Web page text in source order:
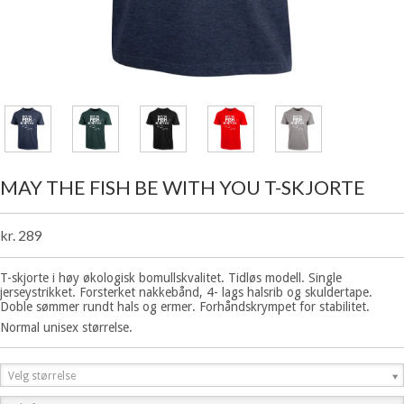
MAY THE FISH BE WITH YOU T-SKJORTE
kr. 289
T-skjorte i høy økologisk bomullskvalitet. Tidløs modell. Single
jerseystrikket. Forsterket nakkebånd, 4- lags halsrib og skuldertape.
Doble sømmer rundt hals og ermer. Forhåndskrympet for stabilitet.
Normal unisex størrelse.
Velg størrelse